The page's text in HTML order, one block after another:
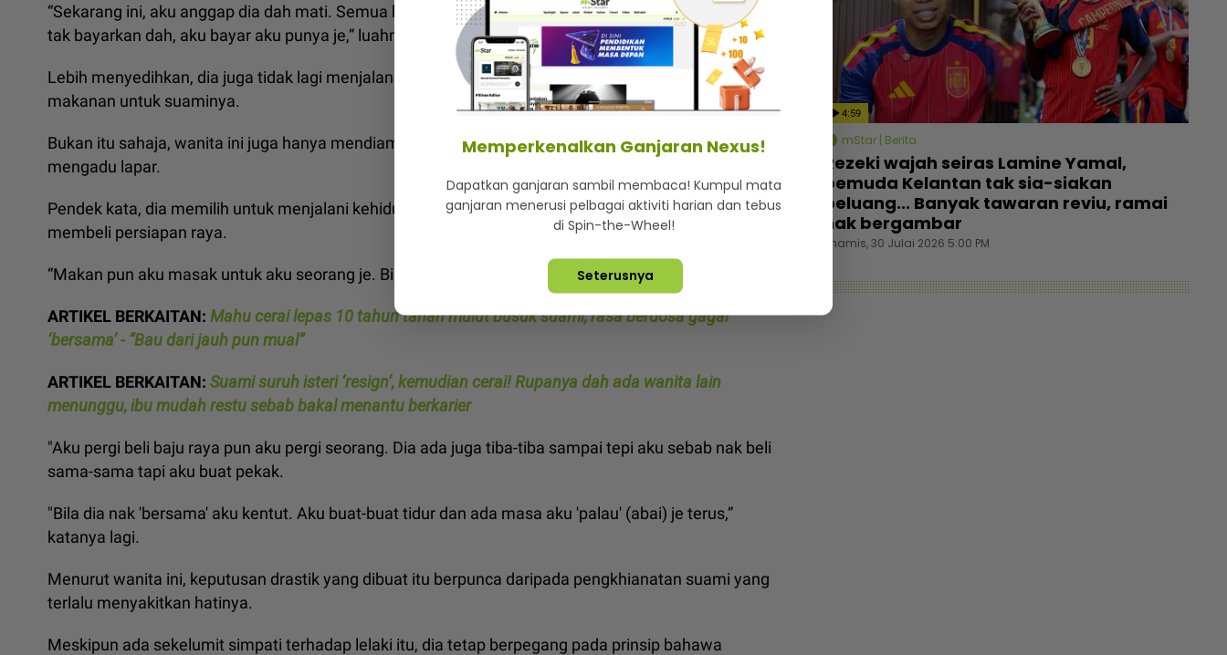
“Sekarang ini, aku anggap dia dah mati. Semua benda aku bayar sendiri 100 peratus. Insurans dia aku
tak bayarkan dah, aku bayar aku punya je,” luahnya.
Lebih menyedihkan, dia juga tidak lagi menjalankan tugasan sebagai isteri dengan menyediakan
makanan untuk suaminya.
Bukan itu sahaja, wanita ini juga hanya mendiamkan diri dan tidak lagi ambil peduli apabila suaminya
mengadu lapar.
Pendek kata, dia memilih untuk menjalani kehidupan tanpa melibatkan suaminya, termasuk ketika
membeli persiapan raya.
“Makan pun aku masak untuk aku seorang je. Bila dia cakap dia lapar, aku buat pekak.
ARTIKEL BERKAITAN: Mahu cerai lepas 10 tahun tahan mulut busuk suami, rasa berdosa gagal
‘bersama’ - “Bau dari jauh pun mual”
ARTIKEL BERKAITAN: Suami suruh isteri ‘resign’, kemudian cerai! Rupanya dah ada wanita lain
menunggu, ibu mudah restu sebab bakal menantu berkarier
"Aku pergi beli baju raya pun aku pergi seorang. Dia ada juga tiba-tiba sampai tepi aku sebab nak beli
sama-sama tapi aku buat pekak.
"Bila dia nak 'bersama' aku kentut. Aku buat-buat tidur dan ada masa aku 'palau' (abai) je terus,”
katanya lagi.
Menurut wanita ini, keputusan drastik yang dibuat itu berpunca daripada pengkhianatan suami yang
terlalu menyakitkan hatinya.
Meskipun ada sekelumit simpati terhadap lelaki itu, dia tetap berpegang pada prinsip bahawa
4:59
mStar | Berita
Rezeki wajah seiras Lamine Yamal,
pemuda Kelantan tak sia-siakan
peluang... Banyak tawaran reviu, ramai
nak bergambar
Khamis, 30 Julai 2026 5:00 PM
Memperkenalkan Ganjaran Nexus!
Dapatkan ganjaran sambil membaca! Kumpul mata
ganjaran menerusi pelbagai aktiviti harian dan tebus
di Spin-the-Wheel!
Seterusnya